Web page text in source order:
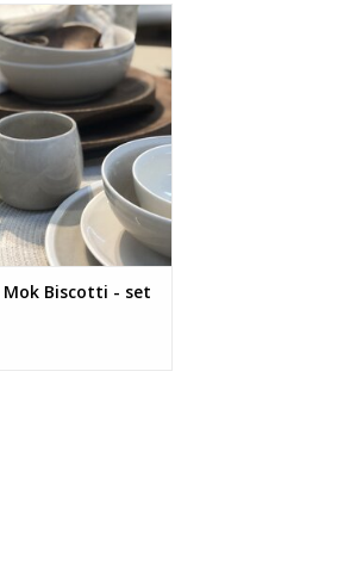
mokken uit de collectie
van Pomax.
AAN WINKELWAGEN
Mok Biscotti - set